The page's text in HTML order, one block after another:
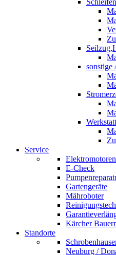
sonstige
Service
Elektromotoren
E-Check
Gartengeräte
Mähroboter
Kärcher
Standorte
Neuburg /